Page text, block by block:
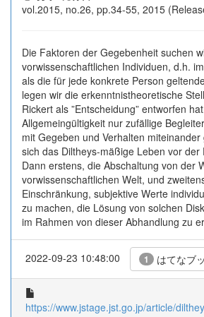
vol.2015, no.26, pp.34-55, 2015
Die Faktoren der Gegebenheit suchen
vorwissenschaftlichen Individuen, d.h.
als die für jede konkrete Person
legen wir die erkenntnistheoretische
Rickert als ”Entscheidung” entworfen
Allgemeingültigkeit nur zufällige
mit Gegeben und Verhalten
sich das Diltheys-mäßige Leben vor der
Dann erstens, die Abschaltung von der
vorwissenschaftlichen Welt, und
Einschränkung, subjektive Werte
zu machen, die Lösung von solchen
im Rahmen von dieser Abhandlung zu
2022-09-23 10:48:00 1 はてなブ
https://www.jstage.jst.go.jp/article/